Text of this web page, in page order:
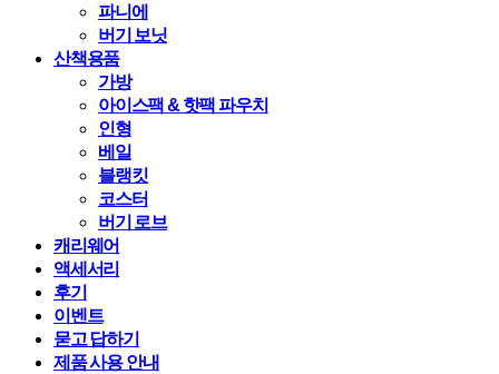
파니에
버기 보닛
산책용품
가방
아이스팩 & 핫팩 파우치
인형
베일
블랭킷
코스터
버기 로브
캐리웨어
액세서리
후기
이벤트
묻고 답하기
제품 사용 안내